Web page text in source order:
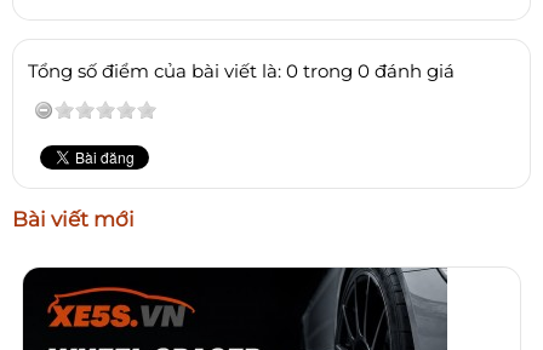
Tổng số điểm của bài viết là: 0 trong 0 đánh giá
Bài viết mới